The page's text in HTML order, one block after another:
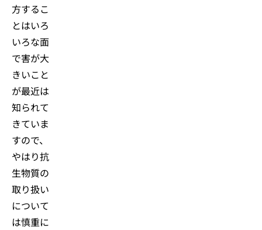
方するこ
とはいろ
いろな面
で害が大
きいこと
が最近は
知られて
きていま
すので、
やはり抗
生物質の
取り扱い
について
は慎重に